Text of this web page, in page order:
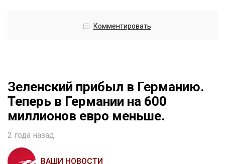
Комментировать
Зеленский прибыл в Германию.
Теперь в Германии на 600
миллионов евро меньше.
2 года назад
ВАШИ НОВОСТИ